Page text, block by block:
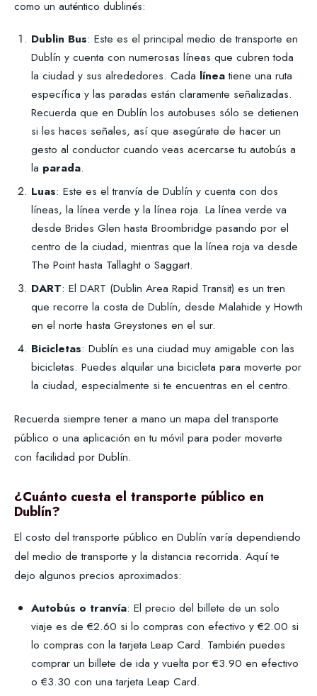
como un auténtico dublinés:
Dublin Bus: Este es el principal medio de transporte en
Dublín y cuenta con numerosas líneas que cubren toda
la ciudad y sus alrededores. Cada líneatiene una ruta
específica y las paradas están claramente señalizadas.
Recuerda que en Dublín los autobuses sólo se detienen
si les haces señales, así que asegúrate de hacer un
gesto al conductor cuando veas acercarse tu autobús a
la parada.
Luas: Este es el tranvía de Dublín y cuenta con dos
líneas, la línea verde y la línea roja. La línea verde va
desde Brides Glen hasta Broombridge pasando por el
centro de la ciudad, mientras que la línea roja va desde
The Point hasta Tallaght o Saggart.
DART: El DART (Dublin Area Rapid Transit) es un tren
que recorre la costa de Dublín, desde Malahide y Howth
en el norte hasta Greystones en el sur.
Bicicletas: Dublín es una ciudad muy amigable con las
bicicletas. Puedes alquilar una bicicleta para moverte por
la ciudad, especialmente si te encuentras en el centro.
Recuerda siempre tener a mano un mapa del transporte
público o una aplicación en tu móvil para poder moverte
con facilidad por Dublín.
¿Cuánto cuesta el transporte público en
Dublín?
El costo del transporte público en Dublín varía dependiendo
del medio de transporte y la distancia recorrida. Aquí te
dejo algunos precios aproximados:
Autobús o tranvía: El precio del billete de un solo
viaje es de €2.60 si lo compras con efectivo y €2.00 si
lo compras con la tarjeta Leap Card. También puedes
comprar un billete de ida y vuelta por €3.90 en efectivo
o €3.30 con una tarjeta Leap Card.